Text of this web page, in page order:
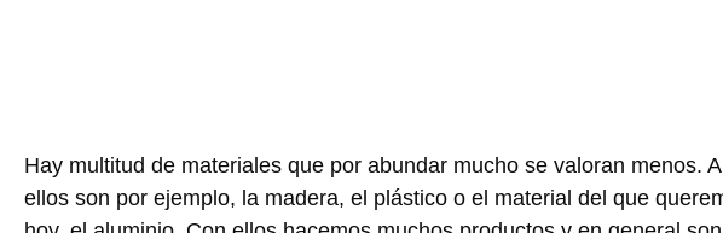
Hay multitud de materiales que por abundar mucho se valoran menos.
ellos son por ejemplo, la madera, el plástico o el material del que